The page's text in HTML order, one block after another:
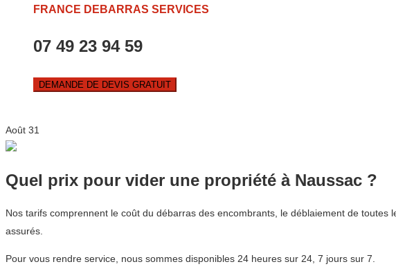
FRANCE DEBARRAS SERVICES
07 49 23 94 59
DEMANDE DE DEVIS GRATUIT
Août 31
Quel prix pour vider une propriété à Naussac ?
Nos tarifs comprennent le coût du débarras des encombrants, le déblaiement de
assurés.
Pour vous rendre service, nous sommes disponibles 24 heures sur 24, 7 jours sur 7.